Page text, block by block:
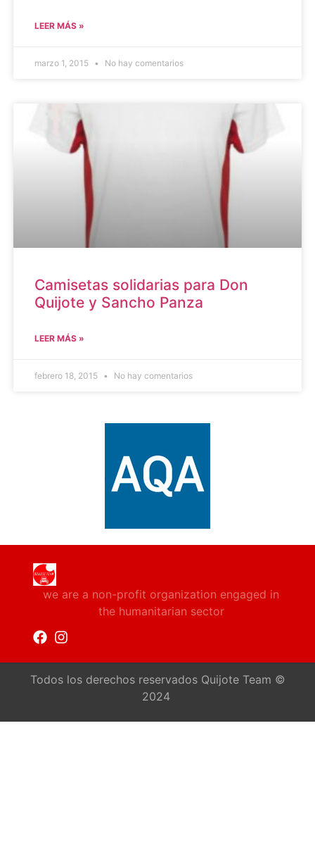
LEER MÁS »
marzo 1, 2015 No hay comentarios
Camisetas solidarias para Don
Quijote y Sancho Panza
LEER MÁS »
febrero 18, 2015 No hay comentarios
we are a non-profit organization engaged in
the humanitarian sector
Todos los derechos reservados Quijote Team ©
2024